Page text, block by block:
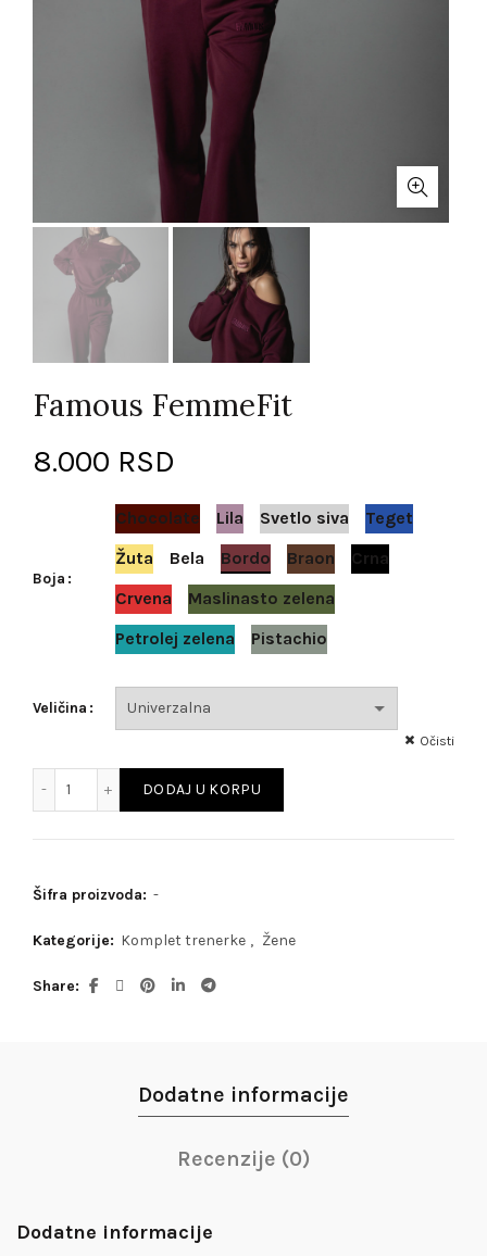
Famous FemmeFit
8.000 RSD
Boja
Chocolate Lila Svetlo siva
Teget
Žuta
Bela Bordo Braon
Crna
Crvena
Maslinasto zelena
Petrolej zelena
Pistachio
Veličina
Očisti
DODAJ U KORPU
Šifra proizvoda: -
Kategorije: Komplet trenerke , Žene
Share
Dodatne informacije
Recenzije (0)
Dodatne informacije